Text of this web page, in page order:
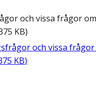
och vissa frågor om
KB)
och vissa frågor
KB)